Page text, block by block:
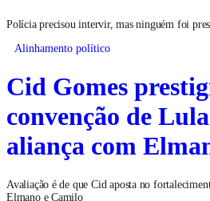
Polícia precisou intervir, mas ninguém foi
Alinhamento político
Cid Gomes
convenção de
aliança com
Avaliação é de que Cid aposta no
Elmano e Camilo